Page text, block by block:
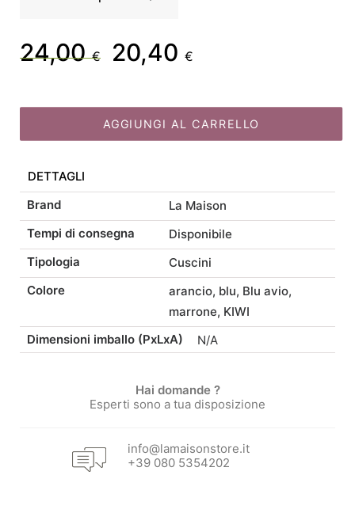
idrorepellente
48x48
colori
24,00€
24,00 €.
20,40 €
20,40 €.
AGGIUNGI AL CARRELLO
DETTAGLI
Brand
La Maison
Tempi di consegna
Disponibile
Tipologia
Cuscini
Colore
arancio, blu, Blu avio,
marrone, KIWI
Dimensioni imballo (PxLxA)
N/A
Hai domande ?
Esperti sono a tua disposizione
info@lamaisonstore.it
+39 080 5354202